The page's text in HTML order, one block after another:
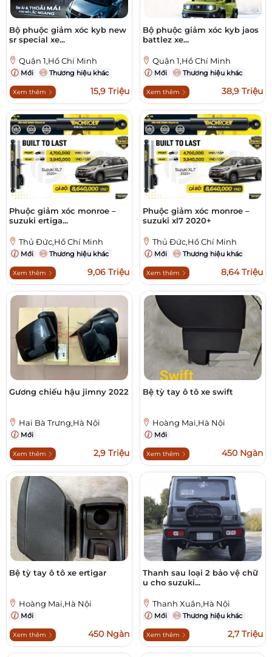
Bộ phuộc giảm xóc kyb new
sr special xe...
Quận 1,Hồ Chí Minh
Mới Thương hiệu khác
Xem thêm 15,9 Triệu
Bộ phuộc giảm xóc kyb jaos
battlez xe...
Quận 1,Hồ Chí Minh
Mới Thương hiệu khác
Xem thêm 38,9 Triệu
Phuộc giảm xóc monroe –
suzuki ertiga...
Thủ Đức,Hồ Chí Minh
Mới Thương hiệu khác
Xem thêm 9,06 Triệu
Phuộc giảm xóc monroe –
suzuki xl7 2020+
Thủ Đức,Hồ Chí Minh
Mới Thương hiệu khác
Xem thêm 8,64 Triệu
Gương chiếu hậu jimny 2022
Hai Bà Trưng,Hà Nội
Mới
Xem thêm 2,9 Triệu
Bệ tỳ tay ô tô xe swift
Hoàng Mai,Hà Nội
Mới
Xem thêm 450 Ngàn
Bệ tỳ tay ô tô xe ertigar
Hoàng Mai,Hà Nội
Mới
Xem thêm 450 Ngàn
Thanh sau loại 2 bảo vệ chữ
u cho suzuki...
Thanh Xuân,Hà Nội
Mới Thương hiệu khác
Xem thêm 2,7 Triệu